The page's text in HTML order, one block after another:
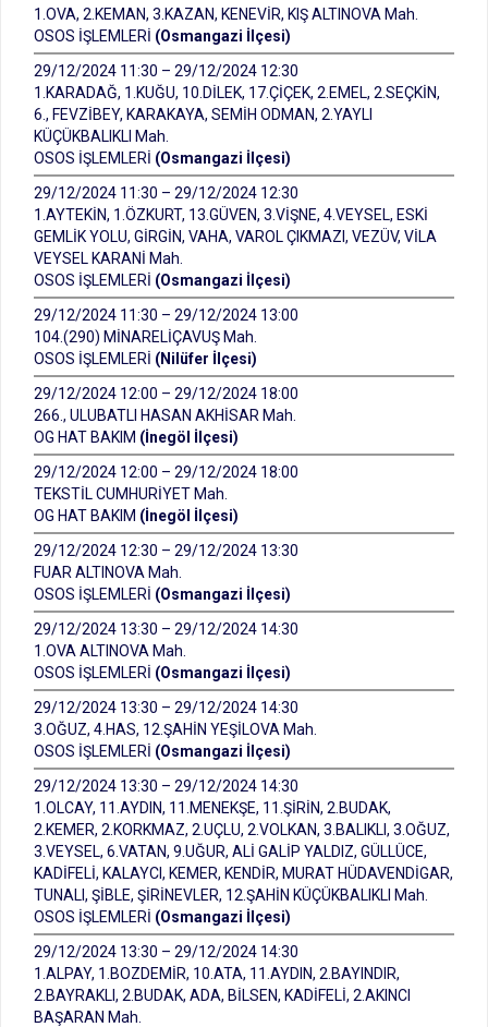
1.OVA, 2.KEMAN, 3.KAZAN, KENEVİR, KIŞ ALTINOVA Mah.
OSOS İŞLEMLERİ (Osmangazi İlçesi)
29/12/2024 11:30 – 29/12/2024 12:30
1.KARADAĞ, 1.KUĞU, 10.DİLEK, 17.ÇİÇEK, 2.EMEL, 2.SEÇKİN,
6., FEVZİBEY, KARAKAYA, SEMİH ODMAN, 2.YAYLI
KÜÇÜKBALIKLI Mah.
OSOS İŞLEMLERİ (Osmangazi İlçesi)
29/12/2024 11:30 – 29/12/2024 12:30
1.AYTEKİN, 1.ÖZKURT, 13.GÜVEN, 3.VİŞNE, 4.VEYSEL, ESKİ
GEMLİK YOLU, GİRGİN, VAHA, VAROL ÇIKMAZI, VEZÜV, VİLA
VEYSEL KARANİ Mah.
OSOS İŞLEMLERİ (Osmangazi İlçesi)
29/12/2024 11:30 – 29/12/2024 13:00
104.(290) MİNARELİÇAVUŞ Mah.
OSOS İŞLEMLERİ (Nilüfer İlçesi)
29/12/2024 12:00 – 29/12/2024 18:00
266., ULUBATLI HASAN AKHİSAR Mah.
OG HAT BAKIM (İnegöl İlçesi)
29/12/2024 12:00 – 29/12/2024 18:00
TEKSTİL CUMHURİYET Mah.
OG HAT BAKIM (İnegöl İlçesi)
29/12/2024 12:30 – 29/12/2024 13:30
FUAR ALTINOVA Mah.
OSOS İŞLEMLERİ (Osmangazi İlçesi)
29/12/2024 13:30 – 29/12/2024 14:30
1.OVA ALTINOVA Mah.
OSOS İŞLEMLERİ (Osmangazi İlçesi)
29/12/2024 13:30 – 29/12/2024 14:30
3.OĞUZ, 4.HAS, 12.ŞAHİN YEŞİLOVA Mah.
OSOS İŞLEMLERİ (Osmangazi İlçesi)
29/12/2024 13:30 – 29/12/2024 14:30
1.OLCAY, 11.AYDIN, 11.MENEKŞE, 11.ŞİRİN, 2.BUDAK,
2.KEMER, 2.KORKMAZ, 2.UÇLU, 2.VOLKAN, 3.BALIKLI, 3.OĞUZ,
3.VEYSEL, 6.VATAN, 9.UĞUR, ALİ GALİP YALDIZ, GÜLLÜCE,
KADİFELİ, KALAYCI, KEMER, KENDİR, MURAT HÜDAVENDİGAR,
TUNALI, ŞİBLE, ŞİRİNEVLER, 12.ŞAHİN KÜÇÜKBALIKLI Mah.
OSOS İŞLEMLERİ (Osmangazi İlçesi)
29/12/2024 13:30 – 29/12/2024 14:30
1.ALPAY, 1.BOZDEMİR, 10.ATA, 11.AYDIN, 2.BAYINDIR,
2.BAYRAKLI, 2.BUDAK, ADA, BİLSEN, KADİFELİ, 2.AKINCI
BAŞARAN Mah.